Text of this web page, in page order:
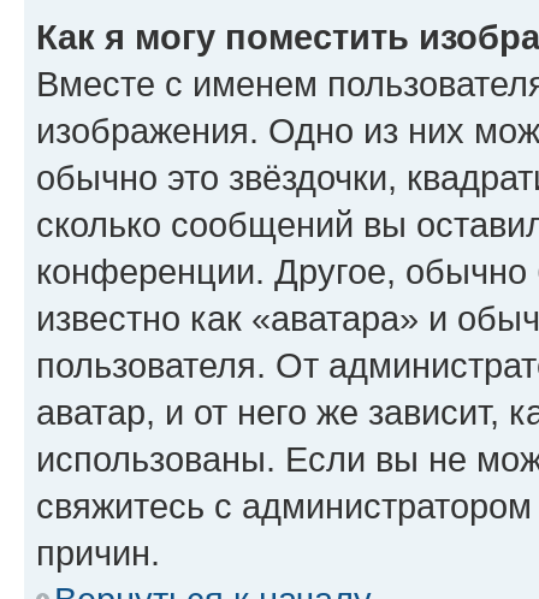
Как я могу поместить
Вместе с именем
изображения. Одно из них
обычно это звёздочки,
сколько сообщений вы
конференции. Другое,
известно как «аватара» и
пользователя. От
аватар, и от него же зависит,
использованы. Если вы не
свяжитесь с
причин.